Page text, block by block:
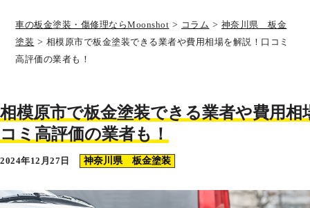
車の板金塗装・傷修理ならMoonshot > コラム > 神奈川県 板金
塗装 > 相模原市で板金塗装できる業者や費用相場を解説！口コミ
高評価の業者も！
相模原市で板金塗装できる業者や費用相
コミ高評価の業者も！
2024年12月27日 神奈川県 板金塗装